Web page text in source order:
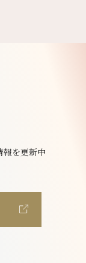
を更新中